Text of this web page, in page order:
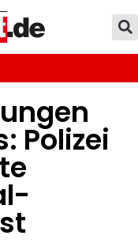
Polizei